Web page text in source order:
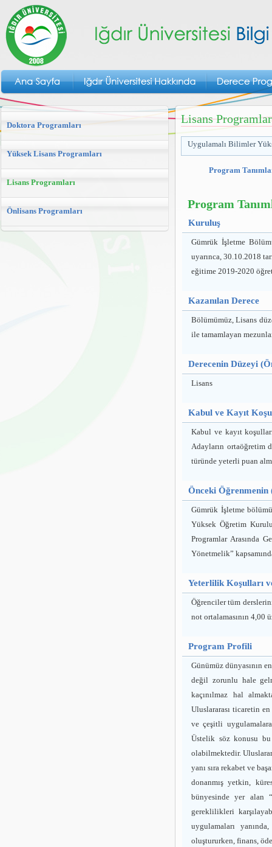
Doktora Programları
Yüksek Lisans Programları
Lisans Programları
Önlisans Programları
Lisans
Uygulamalı Bilimler
Program
Program
Kuruluş
Gümrük İşletme
uyarınca, 30.10.2018
eğitime 2019-2020
Kazanılan Derece
Bölümümüz, Lisans
ile tamamlayan
Derecenin Düzeyi
Lisans
Kabul ve Kayıt
Kabul ve kayıt
Adayların ortaöğretim
türünde yeterli puan
Önceki
Gümrük İşletme
Yüksek Öğretim
Programlar Arasında
Yönetmelik”
Yeterlilik Koşulları
Öğrenciler tüm
not ortalamasının 4,00
Program Profili
Günümüz dünyasının
değil zorunlu hale
kaçınılmaz hal
Uluslararası ticaretin
ve çeşitli uygulamalara
Üstelik söz konusu
olabilmektedir.
yanı sıra rekabet ve
donanmış yetkin,
bünyesinde yer alan
gereklilikleri
uygulamaları
oluştururken, finans,